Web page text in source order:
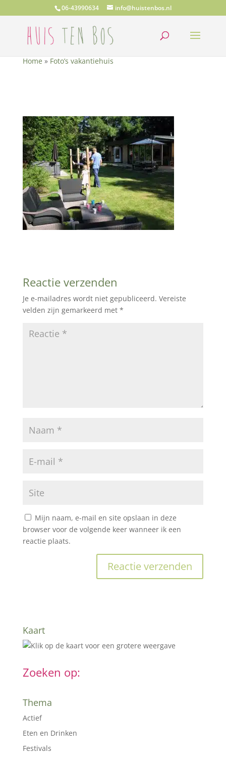
06-43990634 info@huistenbos.nl
Home » Foto’s vakantiehuis
Reactie verzenden
Je e-mailadres wordt niet gepubliceerd. Vereiste
velden zijn gemarkeerd met *
Mijn naam, e-mail en site opslaan in deze
browser voor de volgende keer wanneer ik een
reactie plaats.
Kaart
Zoeken op:
Thema
Actief
Eten en Drinken
Festivals